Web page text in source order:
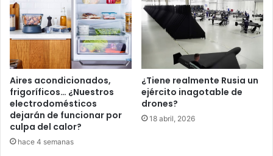
Aires acondicionados,
frigoríficos… ¿Nuestros
electrodomésticos
dejarán de funcionar por
culpa del calor?
hace 4 semanas
¿Tiene realmente Rusia un
ejército inagotable de
drones?
18 abril, 2026